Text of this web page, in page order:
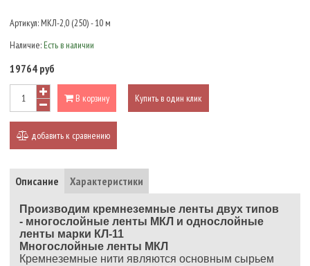
Артикул: МКЛ-2,0 (250) - 10 м
Наличие: Есть в наличии
19764 руб
В корзину Купить в один клик
добавить к сравнению
Описание Характеристики
Производим кремнеземные ленты двух типов
- многослойные ленты МКЛ и однослойные
ленты марки КЛ-11
Многослойные ленты МКЛ
Кремнеземные нити являются основным сырьем